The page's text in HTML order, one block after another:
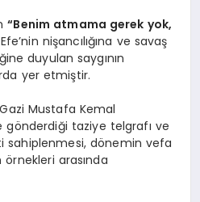
“Benim atmama gerek yok,
nişancılığına ve savaş
duyulan saygının
yer etmiştir.
Mustafa Kemal
gönderdiği taziye telgrafı ve
sahiplenmesi, dönemin vefa
örnekleri arasında